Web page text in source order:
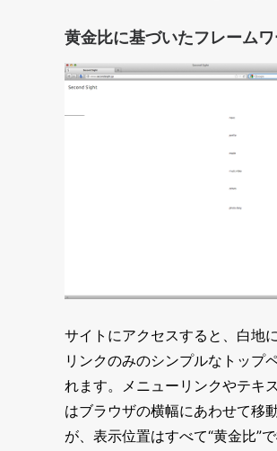
黄金比に基づいたフレームワ
サイトにアクセスすると、白地
リンクのみのシンプルなトップ
れます。メニューリンクやテキ
はブラウザの横幅にあわせて移
が、表示位置はすべて“黄金比”